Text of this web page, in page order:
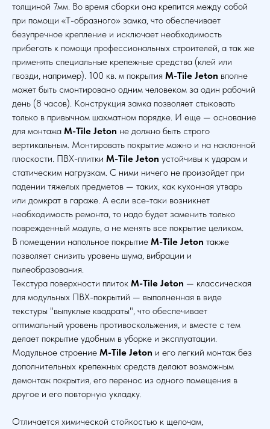
толщиной 7мм. Во время сборки она крепится между собой
при помощи «Т-образного» замка, что обеспечивает
безупречное крепление и исключает необходимость
прибегать к помощи профессиональных строителей, а так же
применять специальные крепежные средства (клей или
гвозди, например). 100 кв. м покрытия M-Tile Jeton вполне
может быть смонтировано одним человеком за один рабочий
день (8 часов). Конструкция замка позволяет стыковать
только в привычном шахматном порядке. И еще — основание
для монтажа M-Tile Jeton не должно быть строго
вертикальным. Монтировать покрытие можно и на наклонной
плоскости. ПВХ-плитки M-Tile Jeton устойчивы к ударам и
статическим нагрузкам. С ними ничего не произойдет при
падении тяжелых предметов — таких, как кухонная утварь
или домкрат в гараже. А если все-таки возникнет
необходимость ремонта, то надо будет заменить только
поврежденный модуль, а не менять все покрытие целиком.
В помещении напольное покрытие M-Tile Jeton также
позволяет снизить уровень шума, вибрации и
пылеобразования.
Текстура поверхности плиток M-Tile Jeton — классическая
для модульных ПВХ-покрытий — выполненная в виде
текстуры "выпуклые квадраты", что обеспечивает
оптимальный уровень противоскольжения, и вместе с тем
делает покрытие удобным в уборке и эксплуатации.
Модульное строение M-Tile Jeton и его легкий монтаж без
дополнительных крепежных средств делают возможным
демонтаж покрытия, его перенос из одного помещения в
другое и его повторную укладку.
Отличается химической стойкостью к щелочам,